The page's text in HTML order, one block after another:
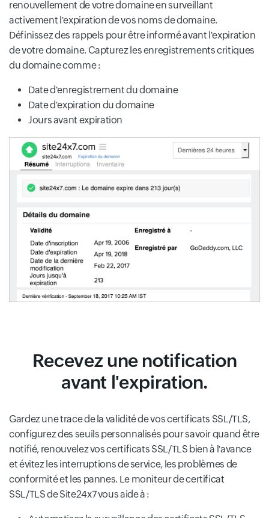
renouvellement de votre domaine en surveillant
activement l'expiration de vos noms de domaine.
Définissez des rappels pour être informé avant l'expiration
de votre domaine. Capturez les enregistrements critiques
du domaine comme :
Date d'enregistrement du domaine
Date d'expiration du domaine
Jours avant expiration
Recevez une notification
avant l'expiration.
Gardez une trace de la validité de vos certificats SSL/TLS,
configurez des seuils personnalisés pour savoir quand être
notifié, renouvelez vos certificats SSL/TLS bien à l'avance
et évitez les interruptions de service, les problèmes de
conformité et les pannes. Le moniteur de certificat
SSL/TLS de Site24x7 vous aide à :